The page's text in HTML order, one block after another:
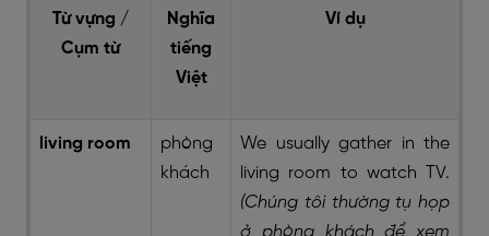
Từ vựng /
Cụm từ
Nghĩa
tiếng
Việt
Ví dụ
living room
phòng
khách
We usually gather in the
living room to watch TV.
(Chúng tôi thường tụ họp
ở phòng khách để xem